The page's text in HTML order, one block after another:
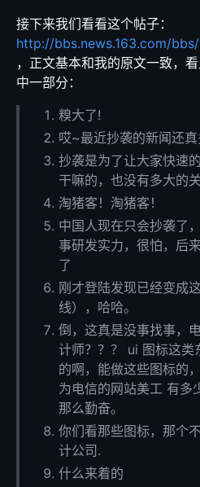
接下来我们看看这个帖子：
http://bbs.news.163.com/
，正文基本和我的原文一致，
中一部分：
糗大了!
哎~最近抄袭的新闻还
抄袭是为了让大家快速
干嘛的，也没有多大的
淘猪客！淘猪客！
中国人现在只会抄袭了
事研发实力，很怕，后
了
刚才登陆发现已经变成
线），哈哈。
倒，这真是没事找事，
计师？？？ ui 图标这类
的啊，能做这些图标的
为电信的网站美工 有多
那么勤奋。
你们看那些图标，那个
计公司.
什么来着的